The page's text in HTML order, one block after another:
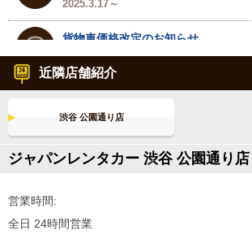
2025.3.17～
貨物車価格改定のお知らせ
2024.7.1～
名古屋市プレミアム商品券＆金シャ
す！
2024.6.25～
7人乗りアルファードZ対象地域拡大！
近隣店舗紹介
渋谷 公園通り店
ジャパンレンタカー 渋谷 公園通り店
営業時間:
全日 24時間営業